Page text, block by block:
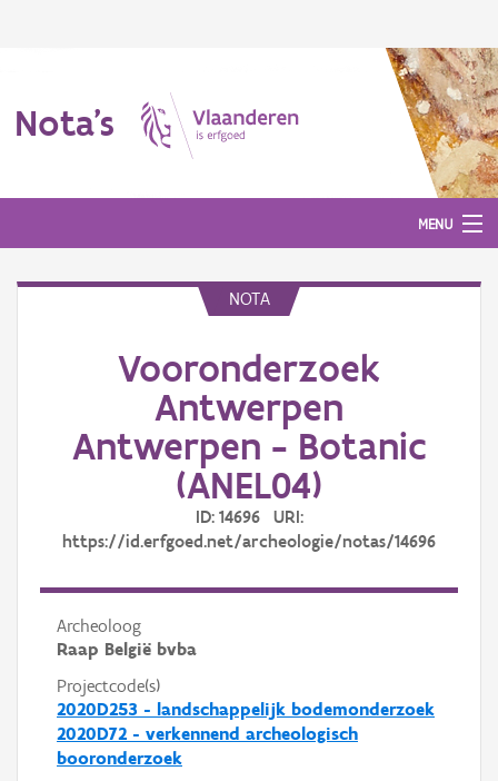
Nota's
MENU
NOTA
Vooronderzoek
Antwerpen
Antwerpen - Botanic
(ANEL04)
ID: 14696 URI:
https://id.erfgoed.net/archeologie/notas/14696
Archeoloog
Raap België bvba
Projectcode(s)
2020D253 - landschappelijk bodemonderzoek
2020D72 - verkennend archeologisch
booronderzoek